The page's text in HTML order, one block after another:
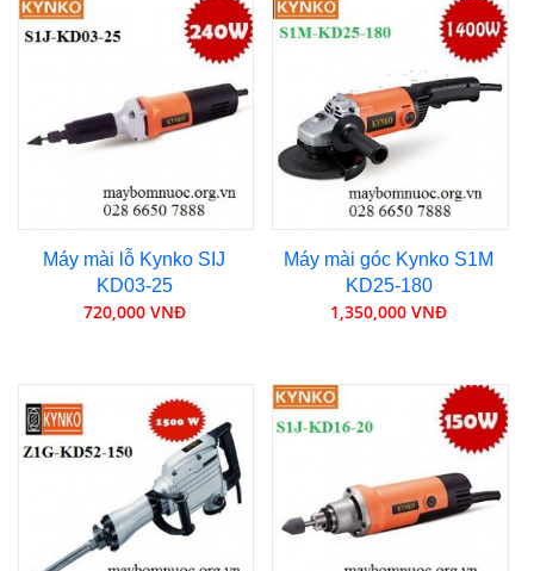
Máy mài lỗ Kynko SIJ
KD03-25
720,000 VNĐ
Máy mài góc Kynko S1M
KD25-180
1,350,000 VNĐ